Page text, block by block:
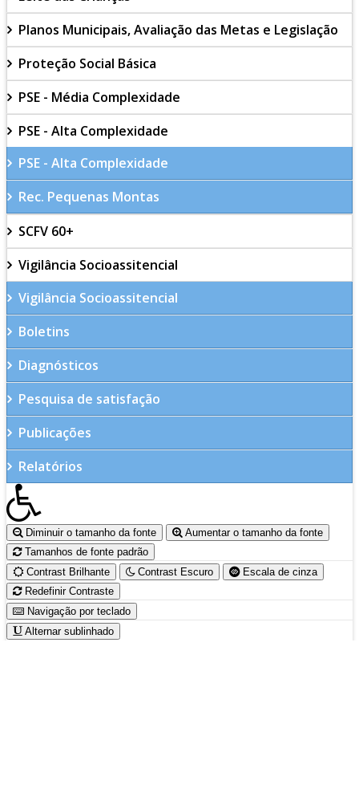
Planos Municipais, Avaliação das Metas e Legislação
Proteção Social Básica
PSE - Média Complexidade
PSE - Alta Complexidade
PSE - Alta Complexidade
Rec. Pequenas Montas
SCFV 60+
Vigilância Socioassitencial
Vigilância Socioassitencial
Boletins
Diagnósticos
Pesquisa de satisfação
Publicações
Relatórios
Diminuir o tamanho da fonte
Aumentar o tamanho da fonte
Tamanhos de fonte padrão
Contrast Brilhante
Contrast Escuro
Escala de cinza
Redefinir Contraste
Navigação por teclado
Alternar sublinhado